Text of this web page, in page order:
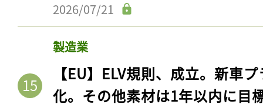
2026/07/21
製造業
【EU】ELV規則、成立。新車
化。その他素材は1年以内に目